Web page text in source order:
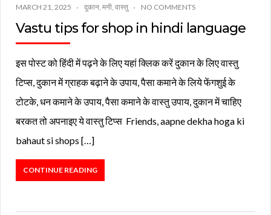
MARCH 21, 2025 दुकान, मनी, वास्तु NO COMMENTS
Vastu tips for shop in hindi language
इस पोस्ट को हिंदी में पढ़ने के लिए यहां क्लिक करें दुकान के लिए वास्तु
टिप्स, दुकान में ग्राहक बढ़ाने के उपाय, पैसा कमाने के लिये फेंगशुई के
टोटके, धन कमाने के उपाय, पैसा कमाने के वास्तु उपाय, दुकान में चाहिए
बरकत तो अपनाइए ये वास्तु टिप्स Friends, aapne dekha hoga ki
bahaut si shops […]
CONTINUE READING